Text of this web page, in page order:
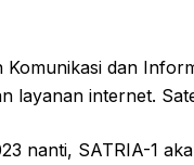
Komunikasi dan
layanan internet.
nanti, SATRIA-1